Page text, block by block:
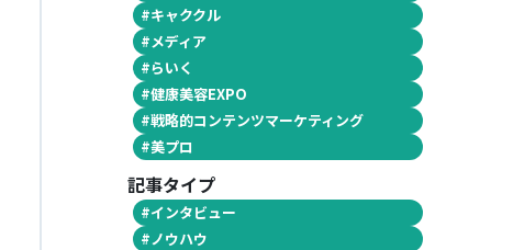
#キャククル
#メディア
#らいく
#健康美容EXPO
#戦略的コンテンツマーケティング
#美プロ
記事タイプ
#インタビュー
#ノウハウ